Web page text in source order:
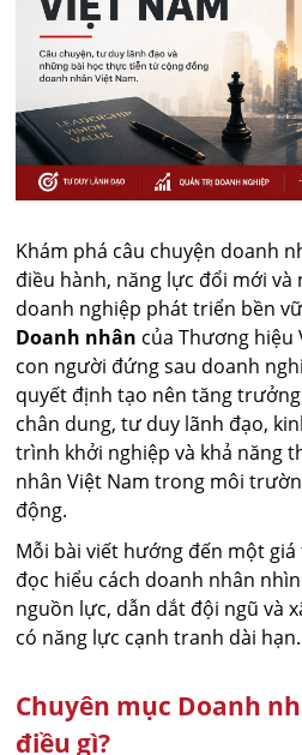
Khám phá câu chuyện doanh
điều hành, năng lực đổi mới
doanh nghiệp phát triển bền
Doanh nhân của Thương hiệu
con người đứng sau doanh
quyết định tạo nên tăng
chân dung, tư duy lãnh đạo,
trình khởi nghiệp và khả năng
nhân Việt Nam trong môi
động.
Mỗi bài viết hướng đến một
đọc hiểu cách doanh nhân
nguồn lực, dẫn dắt đội ngũ và
có năng lực cạnh tranh dài hạn.
Chuyên mục Doanh
điều gì?